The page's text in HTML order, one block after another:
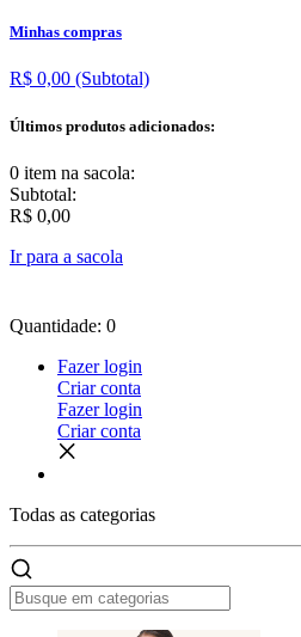
Minhas compras
R$ 0,00 (Subtotal)
Últimos produtos adicionados:
0 item na sacola:
Subtotal:
R$ 0,00
Ir para a sacola
Quantidade: 0
Fazer login
Criar conta
Fazer login
Criar conta
Todas as categorias